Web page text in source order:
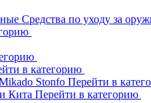
Средства по уходу за
в категорию
Stonfo Перейти в
Кита Перейти в категорию